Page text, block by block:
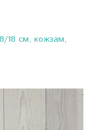
18 см, кожзам,